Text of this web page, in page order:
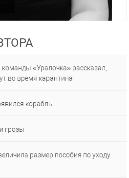
«Уралочка» рассказал,
во время карантина
корабль
грозы
размер пособия по уходу